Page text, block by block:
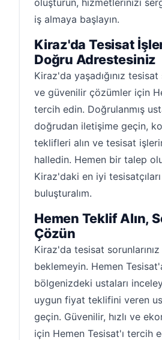
oluşturun, hizmetlerinizi
iş almaya başlayın.
Kiraz'da Tesisat
Doğru Adrestesiniz
Kiraz'da yaşadığınız tesisat
ve güvenilir çözümler için
tercih edin. Doğrulanmış
doğrudan iletişime geçin,
teklifleri alın ve tesisat
halledin. Hemen bir talep
Kiraz'daki en iyi
buluşturalım.
Hemen Teklif Alın,
Çözün
Kiraz'da tesisat sorunlarınız
beklemeyin. Hemen
bölgenizdeki ustaları
uygun fiyat teklifini veren
geçin. Güvenilir, hızlı ve
için Hemen Tesisat'ı tercih